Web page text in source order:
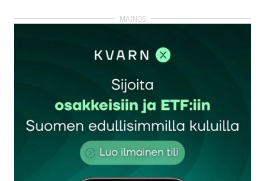
kirjautua
rekisteröityä
Sähköpostiosoitettasi ei julkaista.Pakolliset
kentät on merkitty*